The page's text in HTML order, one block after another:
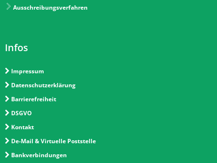
Ausschreibungsverfahren
Infos
Impressum
Datenschutzerklärung
Barrierefreiheit
DSGVO
Kontakt
De-Mail & Virtuelle Poststelle
Bankverbindungen